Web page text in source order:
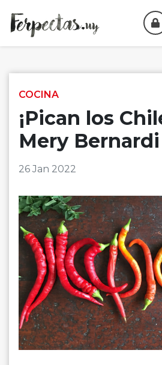
COCINA
¡Pican los
Mery Bernardi
26 Jan 2022